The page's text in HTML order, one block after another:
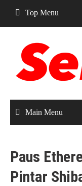
content
Top Menu
Main Menu
Paus
Pintar